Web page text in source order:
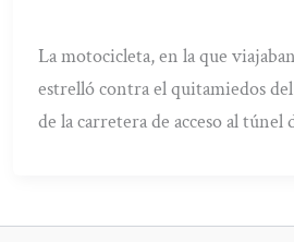
La motocicleta, en la que
estrelló contra el quitamiedos
de la carretera de acceso al túnel